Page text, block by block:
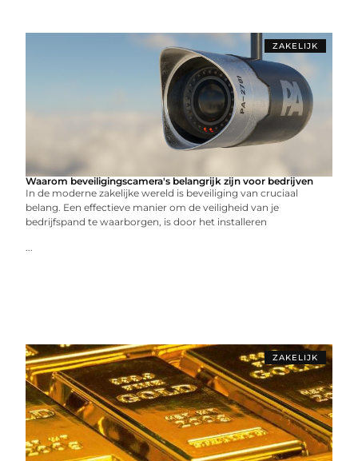
ZAKELIJK
Waarom beveiligingscamera's belangrijk zijn voor bedrijven
In de moderne zakelijke wereld is beveiliging van cruciaal
belang. Een effectieve manier om de veiligheid van je
bedrijfspand te waarborgen, is door het installeren
...
ZAKELIJK